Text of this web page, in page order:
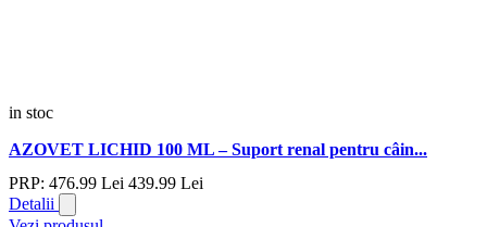
in stoc
AZOVET LICHID 100 ML – Suport renal pentru câin...
PRP: 476.99 Lei 439.99 Lei
Detalii